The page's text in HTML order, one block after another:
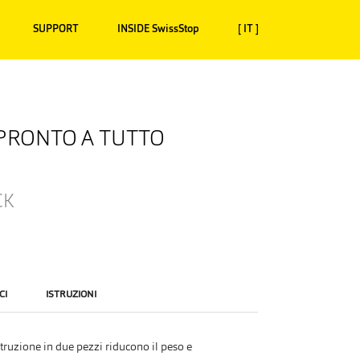
SUPPORT INSIDE SwissStop [ IT ]
A TUTTO
ISTRUZIONI
in due pezzi riducono il peso e